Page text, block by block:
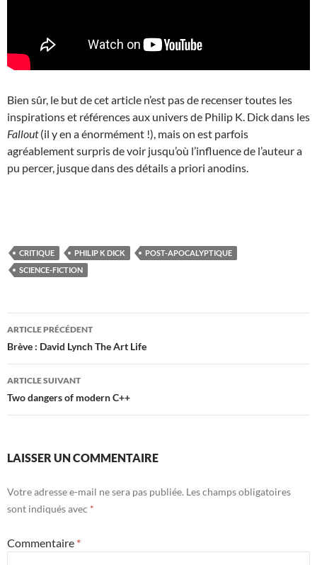
Bien sûr, le but de cet article n’est pas de recenser toutes les
inspirations et références aux univers de Philip K. Dick dans les
Fallout(il y en a énormément !), mais on est parfois
agréablement surpris de voir jusqu’où l’influence de l’auteur a
pu percer, jusque dans des détails a priori anodins.
CRITIQUE PHILIP K DICK
POST-APOCALYPTIQUE
SCIENCE-FICTION
Navigation
des
articles
ARTICLE PRÉCÉDENT
Brève : David Lynch The Art Life
ARTICLE SUIVANT
Two dangers of modern C++
LAISSER UN COMMENTAIRE
Votre adresse e-mail ne sera pas publiée. Les champs obligatoires
sont indiqués avec *
Commentaire *